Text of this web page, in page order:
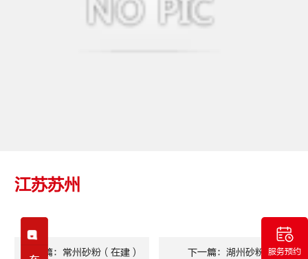
江苏苏州
上一篇：常州砂粉（在建） 下一篇：湖州砂粉 服务预约